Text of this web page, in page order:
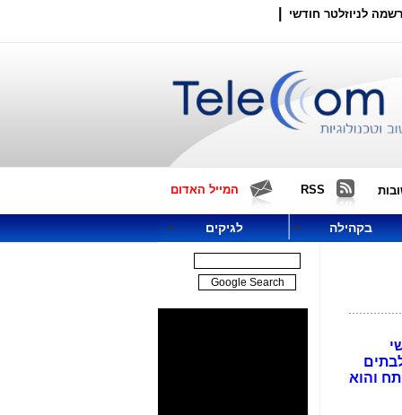
לניוזלטר חודשי
RSS המייל האדום
בקהילה לגיקים
החופשי
לבתים
והוא